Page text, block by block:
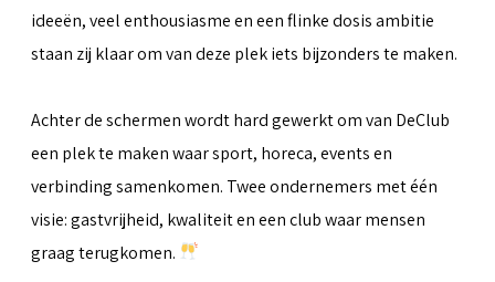
ideeën, veel enthousiasme en een flinke dosis ambitie
staan zij klaar om van deze plek iets bijzonders te maken.
Achter de schermen wordt hard gewerkt om van DeClub
een plek te maken waar sport, horeca, events en
verbinding samenkomen. Twee ondernemers met één
visie: gastvrijheid, kwaliteit en een club waar mensen
graag terugkomen.